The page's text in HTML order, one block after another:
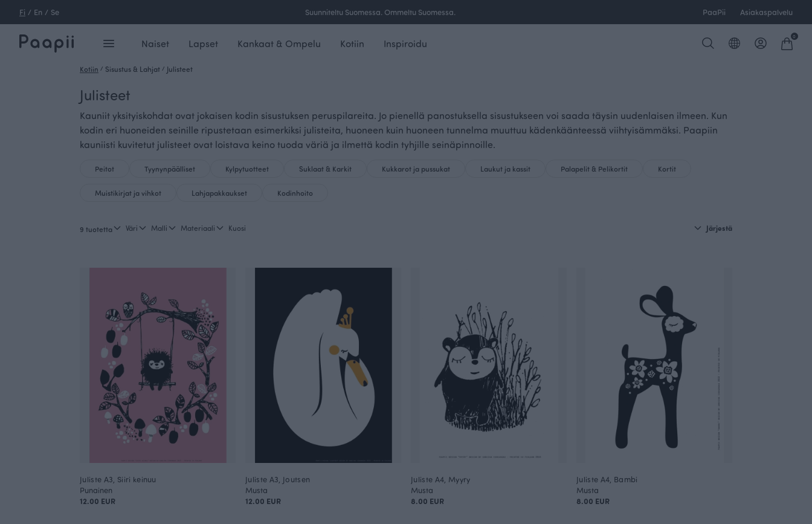
Fi / En / Se Suunniteltu Suomessa. Ommeltu Suomessa. PaaPii Asiakaspalvelu
Naiset Lapset Kankaat & Ompelu Kotiin Inspiroidu
0
Kotiin / Sisustus & Lahjat / Julisteet
Julisteet
Kauniit yksityiskohdat ovat jokaisen kodin sisustuksen peruspilareita. Jo pienellä panostuksella sisustukseen voi saada täysin uudenlaisen ilmeen. Kun
kodin eri huoneiden seinille ripustetaan esimerkiksi julisteita, huoneen kuin huoneen tunnelma muuttuu kädenkäänteessä viihtyisämmäksi. Paapiin
kauniisti kuvitetut julisteet ovat loistava keino tuoda väriä ja ilmettä kodin tyhjille seinäpinnoille.
Peitot Tyynynpäälliset Kylpytuotteet Suklaat & Karkit Kukkarot ja pussukat Laukut ja kassit Palapelit & Pelikortit Kortit
Muistikirjat ja vihkot Lahjapakkaukset Kodinhoito
9 tuotetta Väri Malli Materiaali Kuosi Järjestä
Juliste A3, Siiri keinuu
Punainen
12.00 EUR
Juliste A3, Joutsen
Musta
12.00 EUR
Juliste A4, Myyry
Musta
8.00 EUR
Juliste A4, Bambi
Musta
8.00 EUR